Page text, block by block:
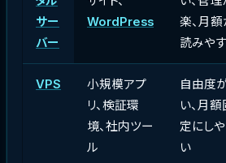
サー
バー
WordPress
楽、月
読みや
VPS
小規模アプ
リ、検証環
境、社内ツー
ル
自由度
い、月額
定にし
い